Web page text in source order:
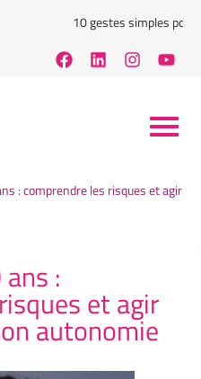
10 gestes simples pour
: comprendre les risques et agir
:
et agir
autonomie